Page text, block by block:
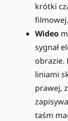
krótki
filmowej.
Wideo
sygnał
obrazie.
liniami
prawej,
taśm